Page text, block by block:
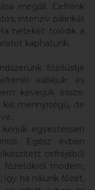
megáll. Cefrénk
intenzív pálinkát
heteket tolódik a
kaphatunk.
főzőüstje
vállaljuk és
keverjük össze.
mennyiségű, de
egyeztessen
Egész évben
cefréjéből
főzetőkről modern,
így ha nálunk főzet,